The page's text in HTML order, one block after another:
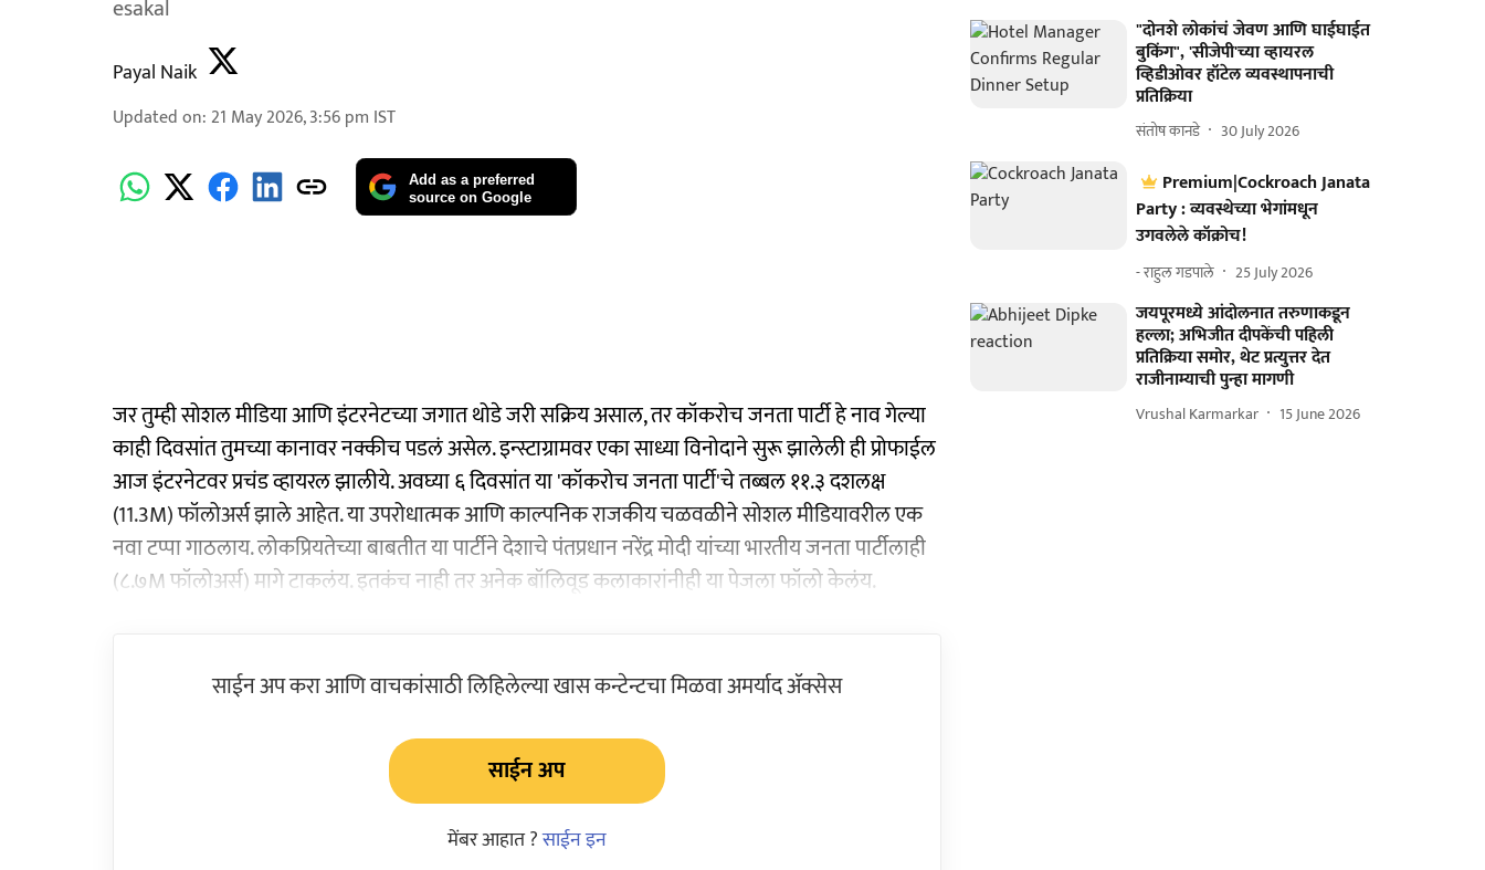
esakal
Payal Naik
Updated on: 21 May 2026, 3:56 pm IST
Add as a preferred
source on Google
जर तुम्ही सोशल मीडिया आणि इंटरनेटच्या जगात थोडे जरी सक्रिय असाल, तर कॉकरोच जनता पार्टी हे नाव गेल्या
काही दिवसांत तुमच्या कानावर नक्कीच पडलं असेल. इन्स्टाग्रामवर एका साध्या विनोदाने सुरू झालेली ही प्रोफाईल
आज इंटरनेटवर प्रचंड व्हायरल झालीये. अवघ्या ६ दिवसांत या 'कॉकरोच जनता पार्टी'चे तब्बल ११.३ दशलक्ष
(11.3M) फॉलोअर्स झाले आहेत. या उपरोधात्मक आणि काल्पनिक राजकीय चळवळीने सोशल मीडियावरील एक
नवा टप्पा गाठलाय. लोकप्रियतेच्या बाबतीत या पार्टीने देशाचे पंतप्रधान नरेंद्र मोदी यांच्या भारतीय जनता पार्टीलाही
(८.७M फॉलोअर्स) मागे टाकलंय. इतकंच नाही तर अनेक बॉलिवूड कलाकारांनीही या पेजला फॉलो केलंय.
साईन अप करा आणि वाचकांसाठी लिहिलेल्या खास कन्टेन्टचा मिळवा अमर्याद ॲक्सेस
साईन अप
मेंबर आहात ?साईन इन
"दोनशे लोकांचं जेवण आणि घाईघाईत
बुकिंग", 'सीजेपी'च्या व्हायरल
व्हिडीओवर हॉटेल व्यवस्थापनाची
प्रतिक्रिया
संतोष कानडे 30 July 2026
Premium|Cockroach Janata
Party : व्यवस्थेच्या भेगांमधून
उगवलेले कॉक्रोच!
- राहुल गडपाले 25 July 2026
जयपूरमध्ये आंदोलनात तरुणाकडून
हल्ला; अभिजीत दीपकेंची पहिली
प्रतिक्रिया समोर, थेट प्रत्युत्तर देत
राजीनाम्याची पुन्हा मागणी
Vrushal Karmarkar 15 June 2026